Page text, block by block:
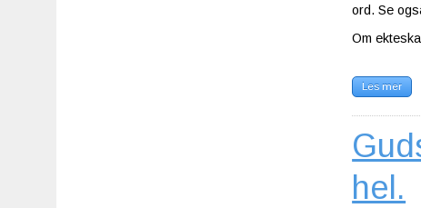
ord. Se
Om
Les mer
hel.